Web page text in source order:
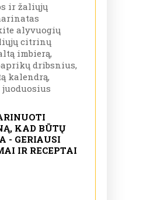
ir žaliųjų
alyvuogių
citrinų
imbierą,
dribsnius,
kalendrą,
KAD BŪTŲ
- GERIAUSI
IR RECEPTAI